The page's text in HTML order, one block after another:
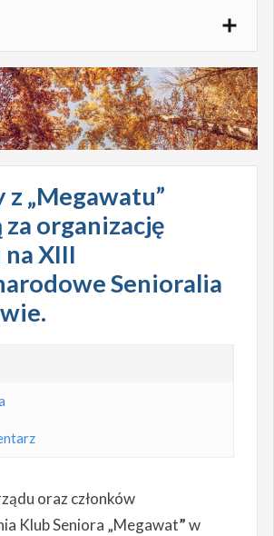
z „Megawatu”
organizację
XIII
Senioralia
oraz członków
Klub Seniora „Megawat”w